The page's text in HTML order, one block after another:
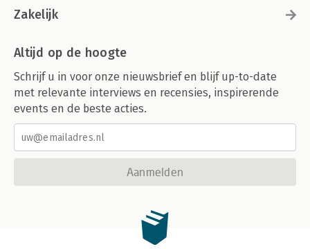
Zakelijk
Altijd op de hoogte
Schrijf u in voor onze nieuwsbrief en blijf up-to-date
met relevante interviews en recensies, inspirerende
events en de beste acties.
Aanmelden